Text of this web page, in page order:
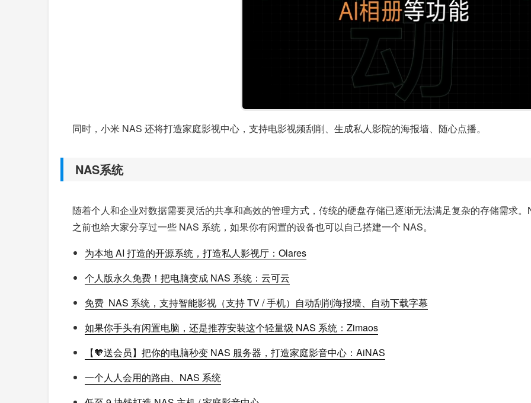
同时，小米 NAS 还将打造家庭影视中心，支持电影视频刮削、生成私人影院的海报墙、随心点播。
NAS系统
随着个人和企业对数据需要灵活的共享和高效的管理方式，传统的硬盘存储已逐渐无法满足复杂的存储需求
之前也给大家分享过一些 NAS 系统，如果你有闲置的设备也可以自己搭建一个 NAS。
为本地 AI 打造的开源系统，打造私人影视厅：Olares
个人版永久免费！把电脑变成 NAS 系统：云可云
免费 NAS 系统，支持智能影视（支持 TV / 手机）自动刮削海报墙、自动下载字幕
如果你手头有闲置电脑，还是推荐安装这个轻量级 NAS 系统：Zimaos
【🧡送会员】把你的电脑秒变 NAS 服务器，打造家庭影音中心：AiNAS
一个人人会用的路由、NAS 系统